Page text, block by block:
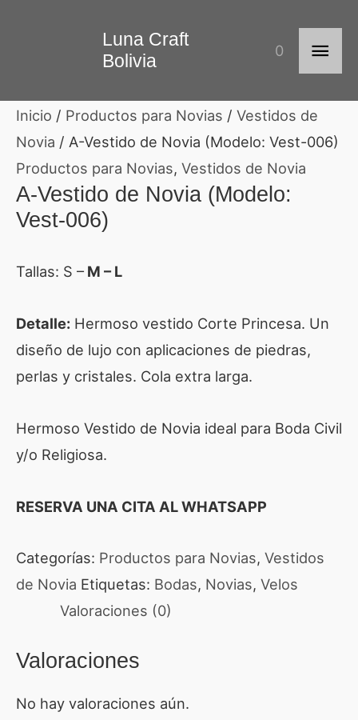
Luna Craft
Bolivia
0
Inicio / Productos para Novias / Vestidos de
Novia / A-Vestido de Novia (Modelo: Vest-006)
Productos para Novias, Vestidos de Novia
A-Vestido de Novia (Modelo:
Vest-006)
Tallas: S – M – L
Detalle: Hermoso vestido Corte Princesa. Un
diseño de lujo con aplicaciones de piedras,
perlas y cristales. Cola extra larga.
Hermoso Vestido de Novia ideal para Boda Civil
y/o Religiosa.
RESERVA UNA CITA AL WHATSAPP
Categorías: Productos para Novias, Vestidos
de Novia Etiquetas: Bodas, Novias, Velos
Valoraciones (0)
Valoraciones
No hay valoraciones aún.